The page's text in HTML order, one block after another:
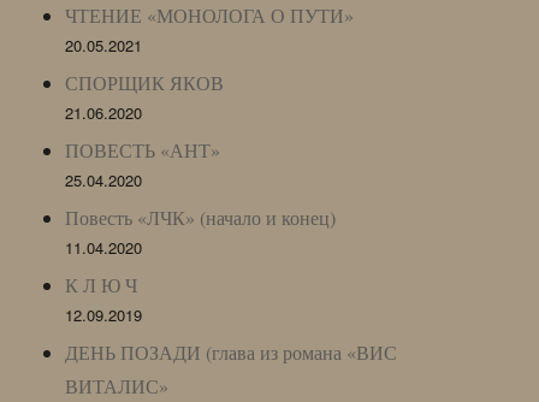
ЧТЕНИЕ «МОНОЛОГА О ПУТИ»
20.05.2021
СПОРЩИК ЯКОВ
21.06.2020
ПОВЕСТЬ «АНТ»
25.04.2020
Повесть «ЛЧК» (начало и конец)
11.04.2020
К Л Ю Ч
12.09.2019
ДЕНЬ ПОЗАДИ (глава из романа «ВИС
ВИТАЛИС»